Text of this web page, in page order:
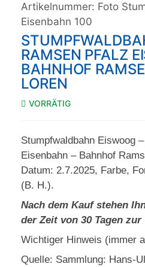
Artikelnummer: Foto
Eisenbahn 100
RAMSEN PFALZ
BAHNHOF
LOREN
VORRÄTIG
Stumpfwaldbahn Eiswoog
Eisenbahn – Bahnhof
Datum: 2.7.2025, Farbe,
(B. H.).
Nach dem Kauf stehen
der Zeit von 30 Tagen zur
Wichtiger Hinweis (immer
Quelle: Sammlung: Hans-